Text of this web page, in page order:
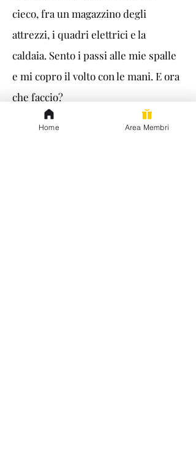
cieco, fra un magazzino degli
attrezzi, i quadri elettrici e la
caldaia. Sento i passi alle mie spalle
e mi copro il volto con le mani. E ora
che faccio?
E piove, anche.
Home Area Membri